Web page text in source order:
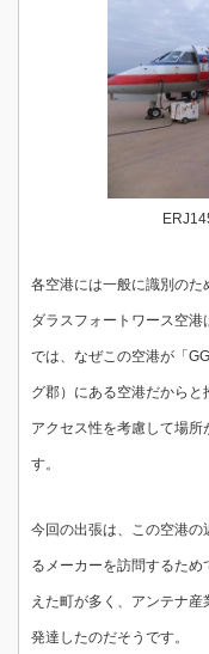
各空港には一般に識別の
ダラスフォートワース空
では、なぜこの空港が「
グ郡）にある空港だから
アクセス性を考慮して場
す。
今回の出張は、この空港
るメーカーを訪問するた
えた町が多く、アンテナ
発達したのだそうです。